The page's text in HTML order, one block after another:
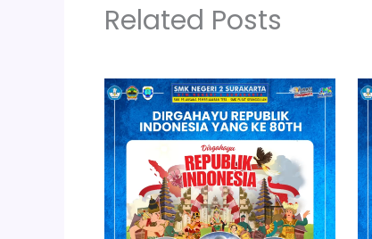
Related Posts